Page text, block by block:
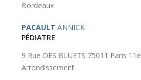
Bordeaux
PACAULT ANNICK
PÉDIATRE
9 Rue DES BLUETS 75011 Paris 11e
Arrondissement